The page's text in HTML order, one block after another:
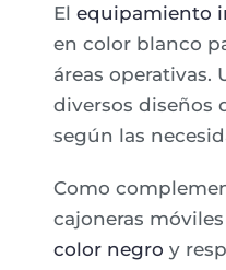
El equipamiento
en color blanco
áreas operativas.
diversos diseños
según las
Como
cajoneras
color negro y